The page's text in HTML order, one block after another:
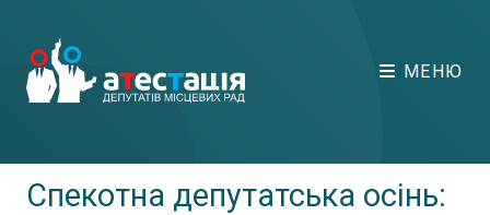
МЕНЮ
Спекотна депутатська осінь: